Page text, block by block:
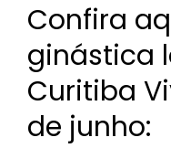
Confira
ginástica
Curitiba
de junho: